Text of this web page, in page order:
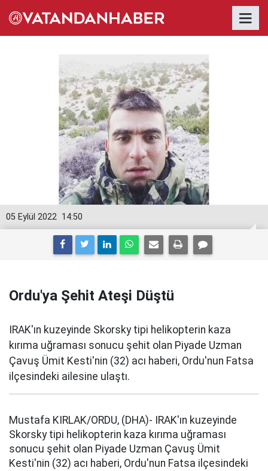
14:50
05 Eylül 2022
Ordu'ya Şehit Ateşi Düştü
IRAK'ın kuzeyinde Skorsky tipi helikopterin kaza
kırıma uğraması sonucu şehit olan Piyade Uzman
Çavuş Ümit Kesti'nin (32) acı haberi, Ordu'nun Fatsa
ilçesindeki ailesine ulaştı.
Mustafa KIRLAK/ORDU, (DHA)- IRAK'ın kuzeyinde
Skorsky tipi helikopterin kaza kırıma uğraması
sonucu şehit olan Piyade Uzman Çavuş Ümit
Kesti'nin (32) acı haberi, Ordu'nun Fatsa ilçesindeki